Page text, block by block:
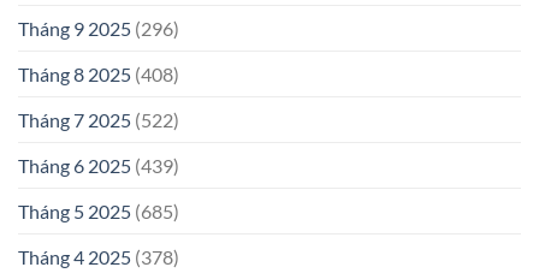
Tháng 9 2025 (296)
Tháng 8 2025 (408)
Tháng 7 2025 (522)
Tháng 6 2025 (439)
Tháng 5 2025 (685)
Tháng 4 2025 (378)